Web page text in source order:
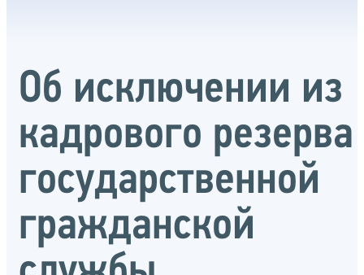
Об исключении из
кадрового резерва
государственной
гражданской